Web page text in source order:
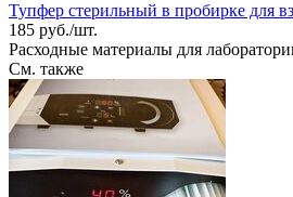
Тупфер стерильный в пробирке для
185 руб./шт.
Расходные материалы для
См. также